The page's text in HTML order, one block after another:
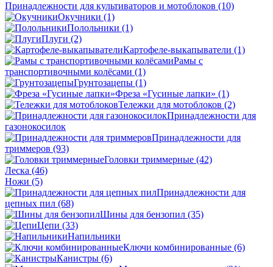
Принадлежности для культиваторов и мотоблоков (10)
Окучники (1)
Полольники (1)
Плуги (2)
Картофеле-выкапыватели (1)
Рамы с
транспортивочными колёсами (1)
Грунтозацепы (1)
Фреза «Гусиные лапки» (1)
Тележки для мотоблоков (2)
Принадлежности для
газонокосилок
Принадлежности для
триммеров (93)
Головки триммерные (42)
Леска (46)
Ножи (5)
Принадлежности для
цепных пил (68)
Шины для бензопил (35)
Цепи (33)
Напильники
Ключи комбинированные (6)
Канистры (6)